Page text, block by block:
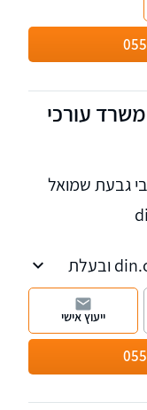
עורכי
גבעת שמואל
מנהלת פורום המשפחה באתר din.co.il ובעלת
הסמכה של מגשרת וכן בעלת ניסיון של 22 שנה
ייעוץ אישי